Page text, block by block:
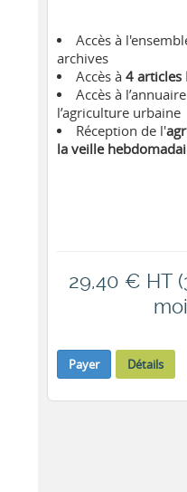
Accès à
archives
Accès à 4 articles
Accès à
l’agriculture urbaine
Réception de l'
la veille
29,40 € HT
Payer Détails